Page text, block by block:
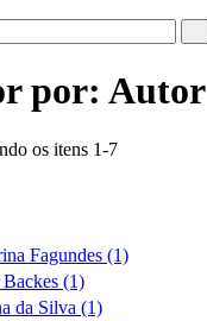
por: Autor
os itens 1-7
Fagundes (1)
(1)
da Silva (1)